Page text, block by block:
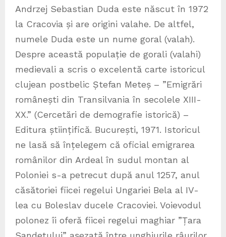
Andrzej Sebastian Duda este născut în 1972
la Cracovia și are origini valahe. De altfel,
numele Duda este un nume goral (valah).
Despre această populație de gorali (valahi)
medievali a scris o excelentă carte istoricul
clujean postbelic Ștefan Meteș – ”Emigrări
românești din Transilvania în secolele XIII-
XX.” (Cercetări de demografie istorică) –
Editura științifică. București, 1971. Istoricul
ne lasă să înțelegem că oficial emigrarea
românilor din Ardeal în sudul montan al
Poloniei s-a petrecut după anul 1257, anul
căsătoriei fiicei regelui Ungariei Bela al IV-
lea cu Boleslav ducele Cracoviei. Voievodul
polonez îi oferă fiicei regelui maghiar ”Țara